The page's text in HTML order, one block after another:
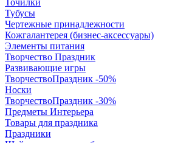
Точилки
Тубусы
Чертежные принадлежности
Кожгалантерея (бизнес-аксессуары)
Элементы питания
Творчество Праздник
Развивающие игры
ТворчествоПраздник -50%
Носки
ТворчествоПраздник -30%
Предметы Интерьера
Товары для праздника
Праздники